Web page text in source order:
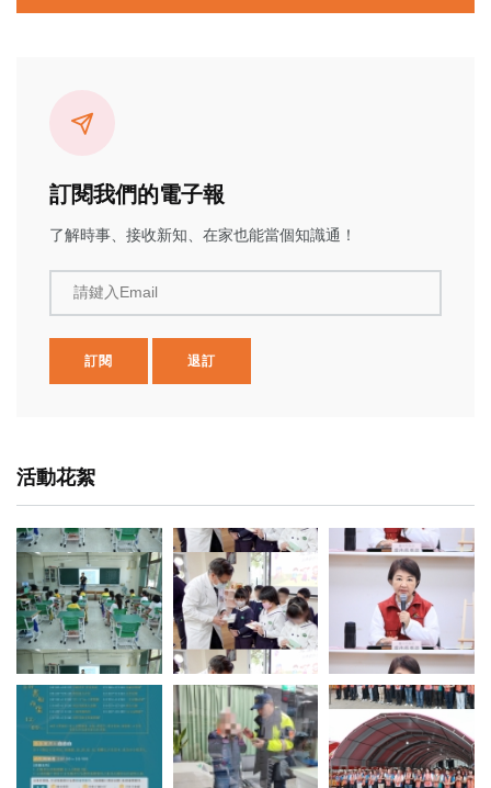
訂閱我們的電子報
了解時事、接收新知、在家也能當個知識通！
請鍵入Email
訂閱 退訂
活動花絮